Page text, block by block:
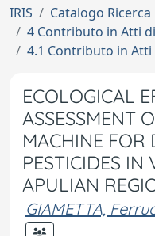
IRIS
Catalogo Ricerca
4 Contributo in Atti
4.1 Contributo in
ECOLOGICAL
ASSESSMENT
MACHINE FOR
PESTICIDES IN
APULIAN
GIAMETTA,